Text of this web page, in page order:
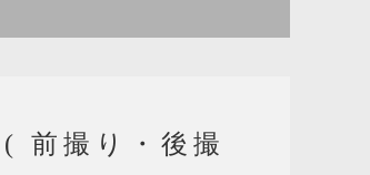
前撮り・後撮